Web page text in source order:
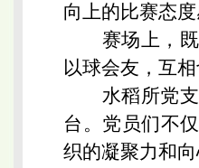
向上的比赛态
赛场上，
以球会友，互
水稻所党
台。党员们不
织的凝聚力和